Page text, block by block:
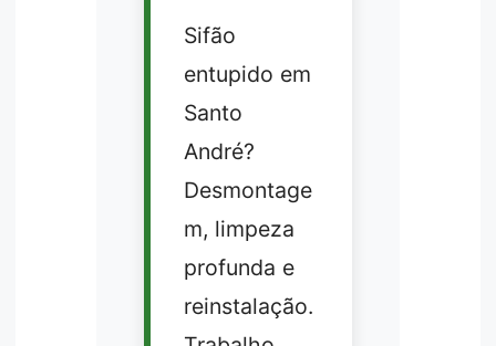
Sifão
entupido em
Santo
André?
Desmontage
m, limpeza
profunda e
reinstalação.